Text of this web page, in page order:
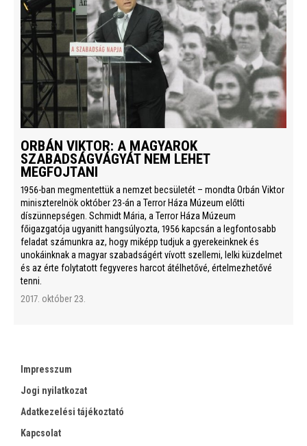
ORBÁN VIKTOR: A MAGYAROK
SZABADSÁGVÁGYÁT NEM LEHET
MEGFOJTANI
1956-ban megmentettük a nemzet becsületét – mondta Orbán Viktor
miniszterelnök október 23-án a Terror Háza Múzeum előtti
díszünnepségen. Schmidt Mária, a Terror Háza Múzeum
főigazgatója ugyanitt hangsúlyozta, 1956 kapcsán a legfontosabb
feladat számunkra az, hogy miképp tudjuk a gyerekeinknek és
unokáinknak a magyar szabadságért vívott szellemi, lelki küzdelmet
és az érte folytatott fegyveres harcot átélhetővé, értelmezhetővé
tenni.
2017. október 23.
Impresszum
Jogi nyilatkozat
Adatkezelési tájékoztató
Kapcsolat